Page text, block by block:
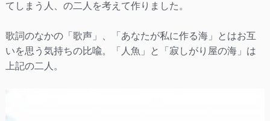
てしまう人、の二人を考えて作りました。
歌詞のなかの「歌声」、「あなたが私に作る海」とはお互
いを思う気持ちの比喩。「人魚」と「寂しがり屋の海」は
上記の二人。